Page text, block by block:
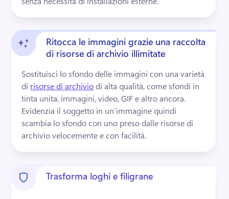
Ritocca le immagini grazie una raccolta
di risorse di archivio illimitate
Sostituisci lo sfondo delle immagini con una varietà
di risorse di archivio di alta qualità, come sfondi in
Evidenzia il soggetto in un’immagine quindi
scambia lo sfondo con uno preso dalle risorse di
archivio velocemente e con facilità.
Trasforma loghi e filigrane